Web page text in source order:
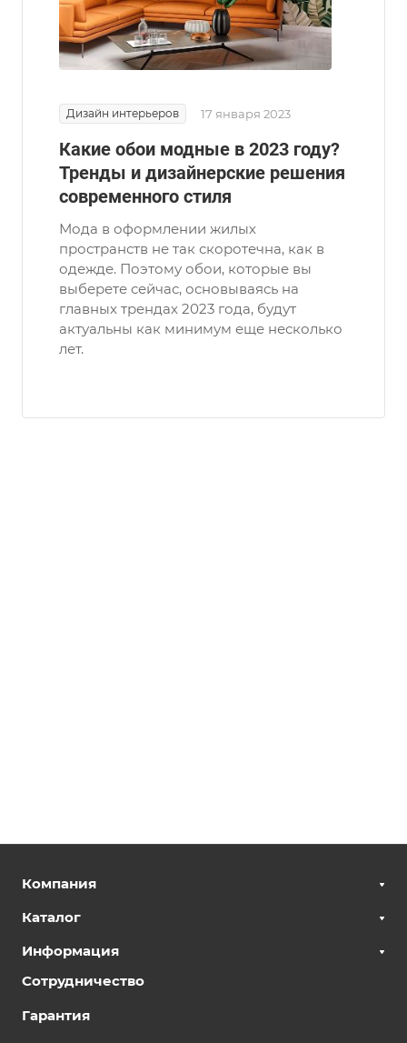
Дизайн интерьеров 17 января 2023
Какие обои модные в 2023 году?
Тренды и дизайнерские решения
современного стиля
Мода в оформлении жилых
пространств не так скоротечна, как в
одежде. Поэтому обои, которые вы
выберете сейчас, основываясь на
главных трендах 2023 года, будут
актуальны как минимум еще несколько
лет.
Компания
Каталог
Информация
Сотрудничество
Гарантия